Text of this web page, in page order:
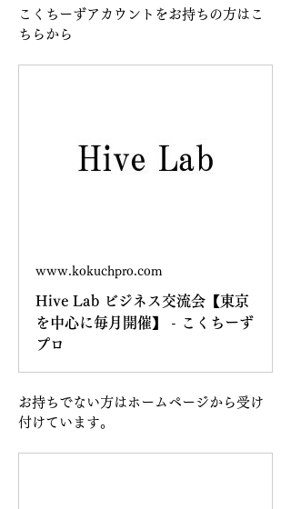
こくちーずアカウントをお持ちの方はこ
ちらから
www.kokuchpro.com
Hive Lab ビジネス交流会【東京
を中心に毎月開催】 - こくちーず
プロ
お持ちでない方はホームページから受け
付けています。